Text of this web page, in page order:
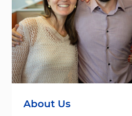
About Us